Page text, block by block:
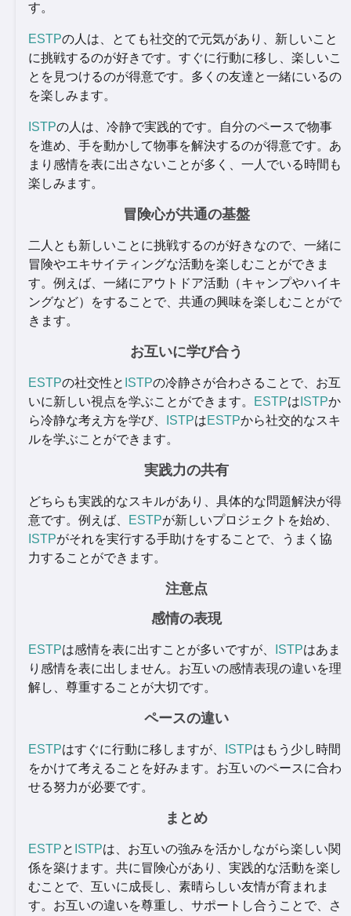
す。
ESTPの人は、とても社交的で元気があり、新しいこと
に挑戦するのが好きです。すぐに行動に移し、楽しいこ
とを見つけるのが得意です。多くの友達と一緒にいるの
を楽しみます。
ISTPの人は、冷静で実践的です。自分のペースで物事
を進め、手を動かして物事を解決するのが得意です。あ
まり感情を表に出さないことが多く、一人でいる時間も
楽しみます。
冒険心が共通の基盤
二人とも新しいことに挑戦するのが好きなので、一緒に
冒険やエキサイティングな活動を楽しむことができま
す。例えば、一緒にアウトドア活動（キャンプやハイキ
ングなど）をすることで、共通の興味を楽しむことがで
きます。
お互いに学び合う
ESTPの社交性と ISTPの冷静さが合わさることで、お互
いに新しい視点を学ぶことができます。
ESTPは ISTPか
ら冷静な考え方を学び、
ISTPはESTPから社交的なスキ
ルを学ぶことができます。
実践力の共有
どちらも実践的なスキルがあり、具体的な問題解決が得
意です。例えば、
ESTPが新しいプロジェクトを始め、
ISTPがそれを実行する手助けをすることで、うまく協
力することができます。
注意点
感情の表現
ESTPは感情を表に出すことが多いですが、 ISTPはあま
り感情を表に出しません。お互いの感情表現の違いを理
解し、尊重することが大切です。
ペースの違い
ESTPはすぐに行動に移しますが、 ISTPはもう少し時間
をかけて考えることを好みます。お互いのペースに合わ
せる努力が必要です。
まとめ
ESTPと ISTPは、お互いの強みを活かしながら楽しい関
係を築けます。共に冒険心があり、実践的な活動を楽し
むことで、互いに成長し、素晴らしい友情が育まれま
す。お互いの違いを尊重し、サポートし合うことで、さ